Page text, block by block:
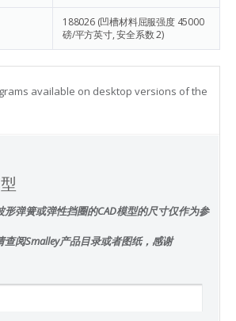
188026 (凹槽材料屈服强度 45000
磅/平方英寸, 安全系数 2)
available on desktop versions of the
簧或弹性挡圈的CAD模型的尺寸仅作为参
Smalley产品目录或者图纸，感谢